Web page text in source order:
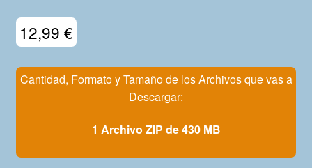
Mi Cuenta
12,99 €
Cantidad, Formato y Tamaño de los Archivos que vas a
Descargar:
1 Archivo ZIP de 430 MB